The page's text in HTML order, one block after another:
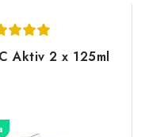
Aktiv 2 x 125ml